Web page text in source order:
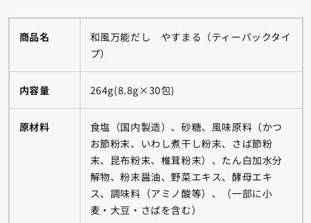
商品名
和風万能だし やすまる（ティーパックタイ
プ）
内容量 264g(8.8g×30包)
原材料
食塩（国内製造）、砂糖、風味原料（かつ
お節粉末、いわし煮干し粉末、さば節粉
末、昆布粉末、椎茸粉末）、たん白加水分
解物、粉末醤油、野菜エキス、酵母エキ
ス、調味料（アミノ酸等）、（一部に小
麦・大豆・さばを含む）